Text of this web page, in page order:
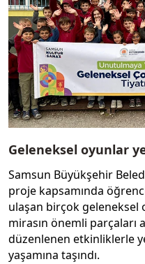
Geleneksel oyunlar
Samsun Büyükşehir
proje kapsamında
ulaşan birçok
mirasın önemli parçaları
düzenlenen etkinliklerle
yaşamına taşındı.